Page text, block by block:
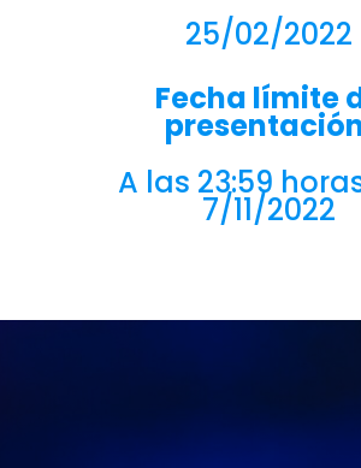
25/02/2022
Fecha límite
A las 23:59
7/11/2022